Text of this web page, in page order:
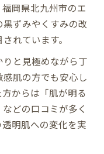
透明肌を手に入
美肌を両立する
テの技術と工夫
肌へ
なカウンセリン
岡県北九州市のエ
ずみやくすみの改
れています。
と見極めながら丁
肌の方でも安心し
からは「肌が明る
どの口コミが多く
明肌への変化を実